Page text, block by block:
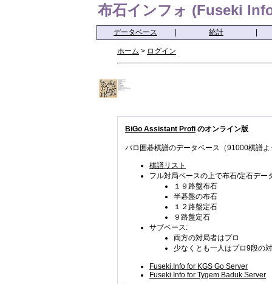
布石インフォ (Fuseki
データベース 統計
ホーム > ログイン
BiGo Assistant Profi のオンライン版
パロ囲碁棋譜のデータベース（91000棋譜よ
棋譜リスト
フル対局ベースの上で布石/定石デー
１９路盤布石
半碁盤の布石
１２路盤定石
９路盤定石
サブベース:
両方の対局者はプロ
少なくとも一人はプロ9段の
Fuseki.Info for KGS Go Server
Fuseki.Info for Tygem Baduk Server